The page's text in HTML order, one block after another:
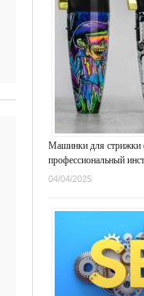
Машинки для
профессиональный
04/04/2025